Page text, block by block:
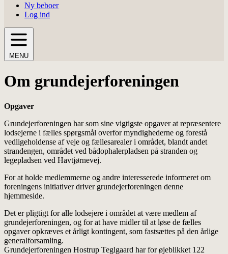
Ny beboer
Log ind
MENU
Om grundejerforeningen
Opgaver
Grundejerforeningen har som sine vigtigste opgaver at repræsentere
lodsejerne i fælles spørgsmål overfor myndighederne og forestå
vedligeholdense af veje og fællesarealer i området, blandt andet
strandengen, området ved bådophalerpladsen på stranden og
legepladsen ved Havtjørnevej.
For at holde medlemmerne og andre interesserede informeret om
foreningens initiativer driver grundejerforeningen denne
hjemmeside.
Det er pligtigt for alle lodsejere i området at være medlem af
grundejerforeningen, og for at have midler til at løse de fælles
opgaver opkræves et årligt kontingent, som fastsættes på den årlige
generalforsamling.
Grundejerforeningen Hostrup Teglgaard har for øjeblikket 122